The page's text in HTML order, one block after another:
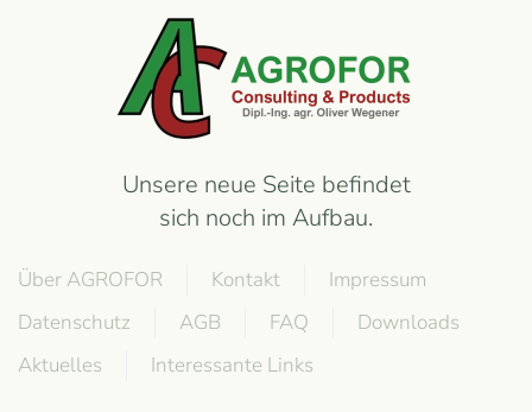
Unsere neue Seite befindet
sich noch im Aufbau.
Über AGROFOR Kontakt
Impressum
Datenschutz
AGB FAQ
Downloads
Aktuelles
Interessante Links